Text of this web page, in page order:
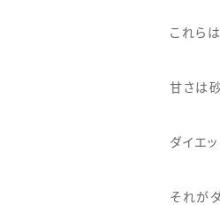
これら
甘さは
ダイエ
それが